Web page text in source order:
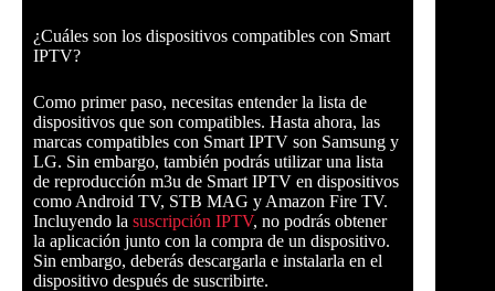
¿Cuáles son los dispositivos compatibles con Smart
IPTV?
Como primer paso, necesitas entender la lista de
dispositivos que son compatibles. Hasta ahora, las
marcas compatibles con Smart IPTV son Samsung y
LG. Sin embargo, también podrás utilizar una lista
de reproducción m3u de Smart IPTV en dispositivos
como Android TV, STB MAG y Amazon Fire TV.
Incluyendo la suscripción IPTV, no podrás obtener
la aplicación junto con la compra de un dispositivo.
Sin embargo, deberás descargarla e instalarla en el
dispositivo después de suscribirte.